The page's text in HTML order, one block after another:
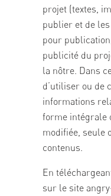
projet (textes,
publier et de
pour
publicité du
la nôtre. Dans
d’utiliser ou de
informations
forme intégrale
modifiée, seule
contenus.
En
sur le site